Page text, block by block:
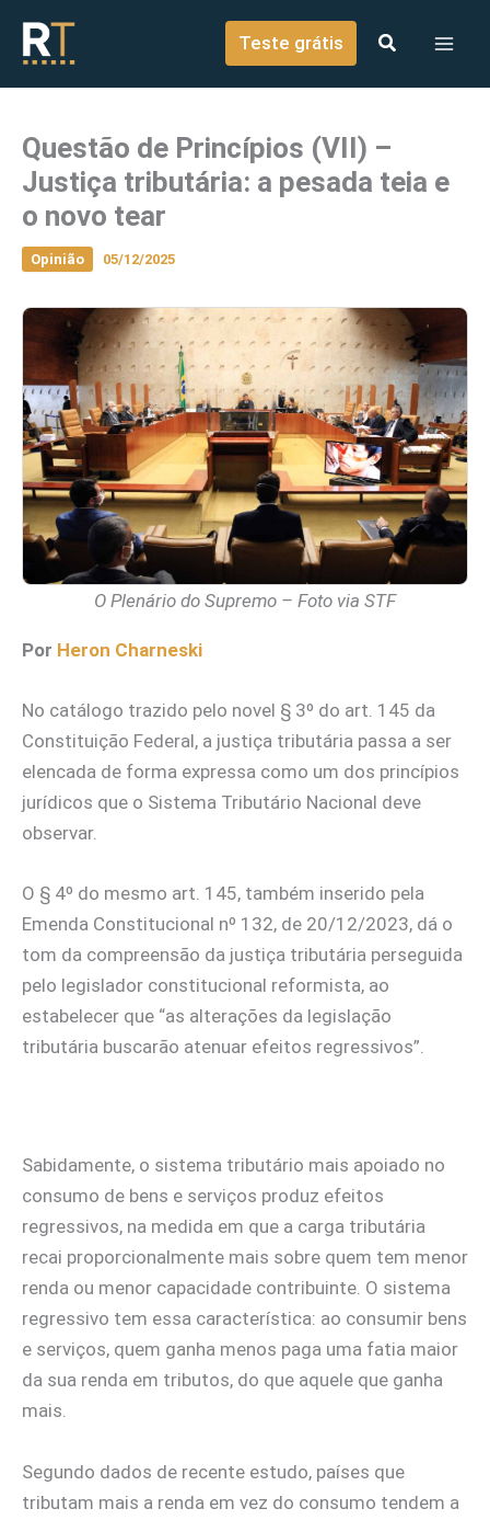
conteúdo
Teste grátis
Questão de Princípios (VII) –
Justiça tributária: a pesada teia e
o novo tear
Opinião 05/12/2025
O Plenário do Supremo – Foto via STF
Por Heron Charneski
No catálogo trazido pelo novel § 3º do art. 145 da
Constituição Federal, a justiça tributária passa a ser
elencada de forma expressa como um dos princípios
jurídicos que o Sistema Tributário Nacional deve
observar.
O § 4º do mesmo art. 145, também inserido pela
Emenda Constitucional nº 132, de 20/12/2023, dá o
tom da compreensão da justiça tributária perseguida
pelo legislador constitucional reformista, ao
estabelecer que “as alterações da legislação
tributária buscarão atenuar efeitos regressivos”.
Sabidamente, o sistema tributário mais apoiado no
consumo de bens e serviços produz efeitos
regressivos, na medida em que a carga tributária
recai proporcionalmente mais sobre quem tem menor
renda ou menor capacidade contribuinte. O sistema
regressivo tem essa característica: ao consumir bens
e serviços, quem ganha menos paga uma fatia maior
da sua renda em tributos, do que aquele que ganha
mais.
Segundo dados de recente estudo, países que
tributam mais a renda em vez do consumo tendem a